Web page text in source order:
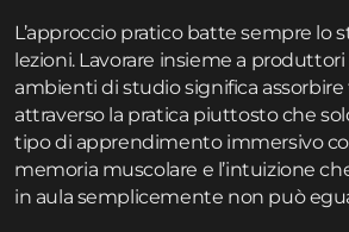
L’approccio pratico batte sempre lo
lezioni. Lavorare insieme a
ambienti di studio significa
attraverso la pratica piuttosto che
tipo di apprendimento immersivo
memoria muscolare e l’intuizione
in aula semplicemente non può